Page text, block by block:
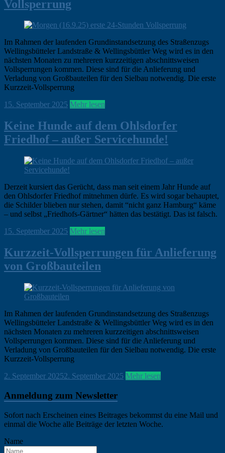
Vollsperrung
Im Rahmen der laufenden Grundinstandsetzung des Straßenzugs
Wellingsbütteler Landstraße & Wellingsbüttler Weg wird es in den
nächsten Monaten zu mehreren kurzzeitigen abschnittsweisen
Vollsperrungen kommen. Diese sind für die Anlieferung und
Verladung von Großbauteilen für den Sielbau notwendig. Die erste
Kurzzeit-Vollsperrung
ohirte
15. September 2025 Hamburg,
Borstel
News
Mehr lesen
Keine Hunde auf dem Ohlsdorfer
Friedhof – außer Servicehunde!
Derzeit kursiert das Gerücht, dass man seit einem Jahr Hunde auf
den Ohlsdorfer Friedhof mitnehmen dürfe. Es wird sogar behauptet,
die Schilder blieben nur stehen, damit “nicht ganz Hamburg“ käme
– und selbst „Friedhofs-Gärtner“ hätten das bestätigt. Das ist falsch.
ohirte
15. September 2025 Hamburg,
Borstel,
News
Mehr lesen
Kurzzeit-Vollsperrungen für Anlieferung
von Großbauteilen
Im Rahmen der laufenden Grundinstandsetzung des Straßenzugs
Wellingsbütteler Landstraße & Wellingsbüttler Weg wird es in den
nächsten Monaten zu mehreren kurzzeitigen abschnittsweisen
Vollsperrungen kommen. Diese sind für die Anlieferung und
Verladung von Großbauteilen für den Sielbau notwendig. Die erste
Kurzzeit-Vollsperrung
ohirte
2. September 20252. September 2025 Hamburg,
Mehr lesen
Anmeldung zum Newsletter
Sofort nach Erscheinen eines Beitrages bekommst du eine Mail und
einmal die Woche alle Beiträge der letzten Woche.
Name